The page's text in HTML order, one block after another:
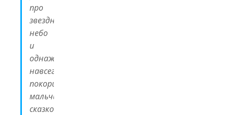
про
звездное
небо
и
однажды
навсегда
покорил
мальчика
сказкой